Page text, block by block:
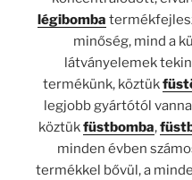
légibomba
minőség, mind a
látványelemek
termékünk, köztük
legjobb gyártótól
köztükfüstbomba,
minden évben
termékkel bővül, a